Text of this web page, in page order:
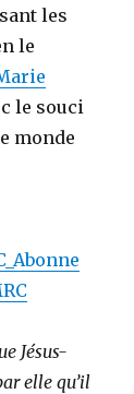
les
le
le souci
monde
Jésus-
elle qu’il